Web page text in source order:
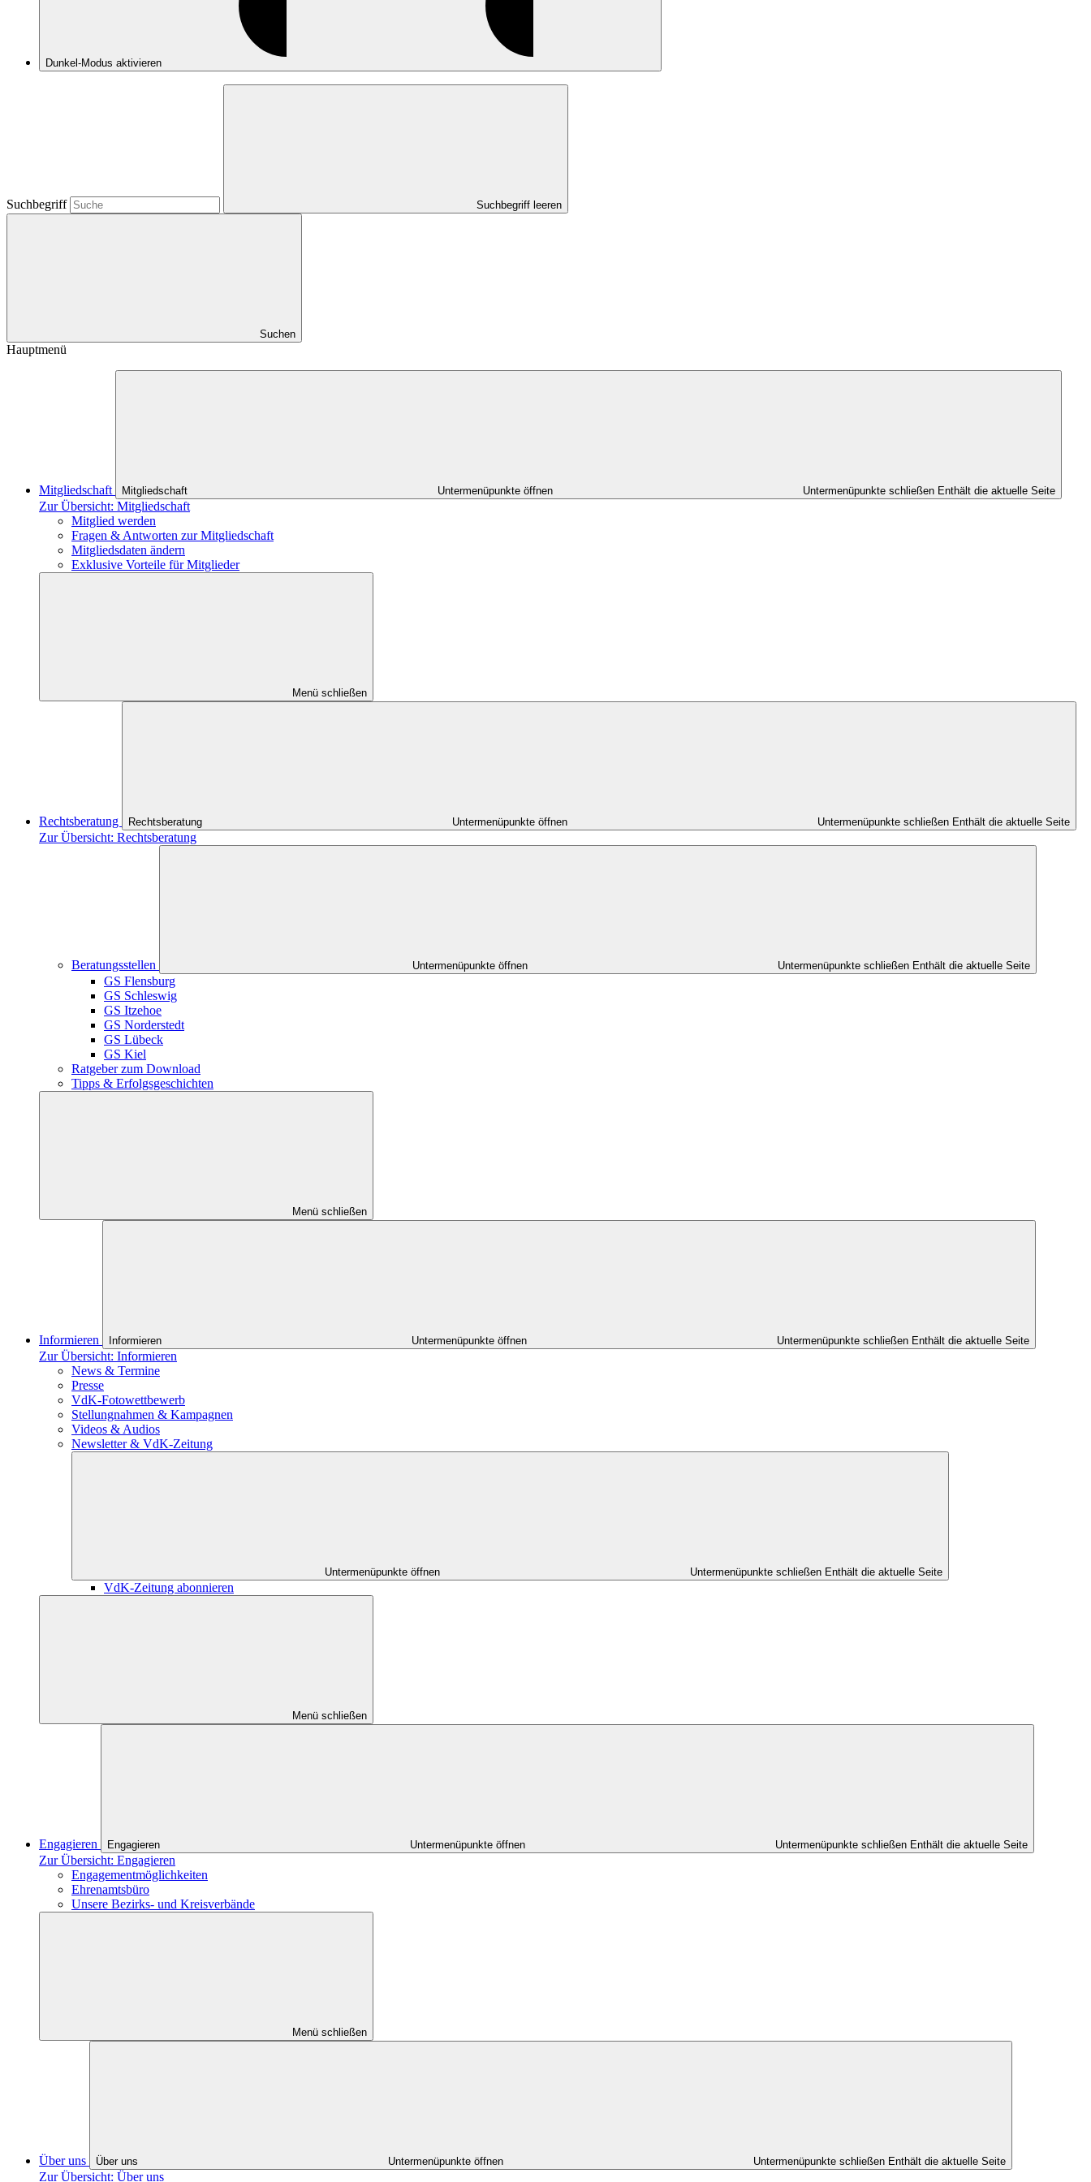
Dunkel-Modus aktivieren
Suchbegriff Suchbegriff leeren
Suchen
Hauptmenü
Mitgliedschaft Mitgliedschaft Untermenüpunkte öffnen Untermenüpunkte schließen Enthält die aktuelle Seite
Zur Übersicht: Mitgliedschaft
Mitglied werden
Fragen & Antworten zur Mitgliedschaft
Mitgliedsdaten ändern
Exklusive Vorteile für Mitglieder
Menü schließen
Rechtsberatung Rechtsberatung Untermenüpunkte öffnen Untermenüpunkte schließen Enthält die aktuelle Seite
Zur Übersicht: Rechtsberatung
Beratungsstellen Untermenüpunkte öffnen Untermenüpunkte schließen Enthält die aktuelle Seite
GS Flensburg
GS Schleswig
GS Itzehoe
GS Norderstedt
GS Lübeck
GS Kiel
Ratgeber zum Download
Tipps & Erfolgsgeschichten
Menü schließen
Informieren Informieren Untermenüpunkte öffnen Untermenüpunkte schließen Enthält die aktuelle Seite
Zur Übersicht: Informieren
News & Termine
Presse
VdK-Fotowettbewerb
Stellungnahmen & Kampagnen
Videos & Audios
Newsletter & VdK-Zeitung
Untermenüpunkte öffnen Untermenüpunkte schließen Enthält die aktuelle Seite
VdK-Zeitung abonnieren
Menü schließen
Engagieren Engagieren Untermenüpunkte öffnen Untermenüpunkte schließen Enthält die aktuelle Seite
Zur Übersicht: Engagieren
Engagementmöglichkeiten
Ehrenamtsbüro
Unsere Bezirks- und Kreisverbände
Menü schließen
Über uns Über uns Untermenüpunkte öffnen Untermenüpunkte schließen Enthält die aktuelle Seite
Zur Übersicht: Über uns